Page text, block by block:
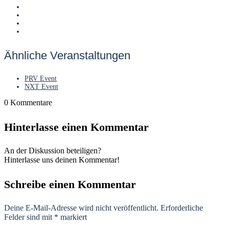
Ähnliche Veranstaltungen
PRV Event
NXT Event
0 Kommentare
Hinterlasse einen Kommentar
An der Diskussion beteiligen?
Hinterlasse uns deinen Kommentar!
Schreibe einen Kommentar
Deine E-Mail-Adresse wird nicht veröffentlicht. Erforderliche
Felder sind mit * markiert